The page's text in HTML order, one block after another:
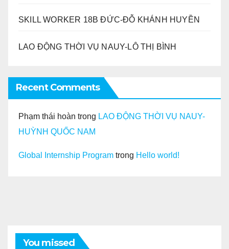
SKILL WORKER 18B ĐỨC-ĐỖ KHÁNH HUYỀN
LAO ĐỘNG THỜI VỤ NAUY-LÔ THỊ BÌNH
Recent Comments
Phạm thái hoàn trong LAO ĐỘNG THỜI VỤ NAUY-
HUỲNH QUỐC NAM
Global Internship Program trong Hello world!
You missed